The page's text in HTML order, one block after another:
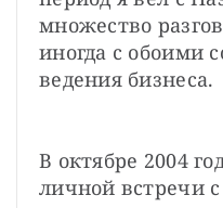
множество
иногда с обоими
ведения бизнеса.
В октябре 2004
личной встречи